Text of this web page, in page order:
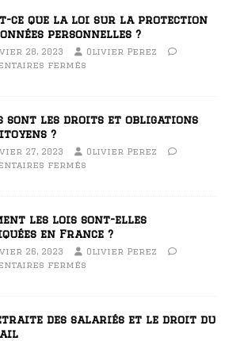
ce que la loi sur la protection
personnelles ?
28, 2023
Olivier Perez
fermés
sont les droits et obligations
?
27, 2023
Olivier Perez
fermés
les lois sont-elles
en France ?
26, 2023
Olivier Perez
fermés
des salariés et le droit du